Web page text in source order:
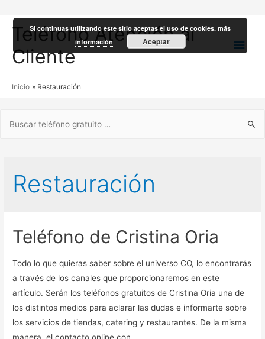
Teléfono Atención al
Cliente
Inicio Restauración
Restauración
Teléfono de Cristina Oria
Todo lo que quieras saber sobre el universo CO, lo encontrarás
a través de los canales que proporcionaremos en este
artículo. Serán los teléfonos gratuitos de Cristina Oria una de
los distintos medios para aclarar las dudas e informarte sobre
los servicios de tiendas, catering y restaurantes. De la misma
Si continuas utilizando este sitio aceptas el uso de cookies.más
información
Aceptar